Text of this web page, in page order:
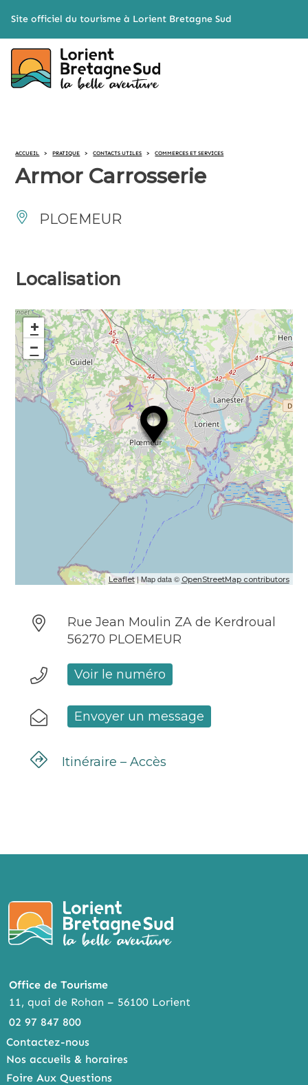
Site officiel du tourisme à Lorient Bretagne Sud
ACCUEIL > PRATIQUE > CONTACTS UTILES > COMMERCES ET SERVICES
Armor Carrosserie
PLOEMEUR
Localisation
+
−
Leaflet| Map data © OpenStreetMap contributors
Rue Jean Moulin ZA de Kerdroual
56270 PLOEMEUR
Voir le numéro
Envoyer un message
Itinéraire – Accès
Office de Tourisme
11, quai de Rohan – 56100 Lorient
02 97 847 800
Contactez-nous
Nos accueils & horaires
Foire Aux Questions